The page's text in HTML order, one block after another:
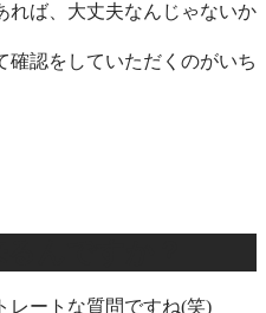
れば、大丈夫なんじゃないか
確認をしていただくのがいち
レート な質問ですね(笑)